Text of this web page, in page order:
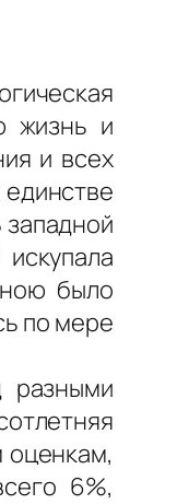
жизнь и
и всех
было
по мере
разными
6%,